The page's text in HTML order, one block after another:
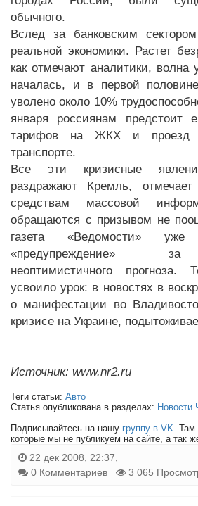
обычного.
Вслед за банковским
реальной экономики. Растет
как отмечают аналитики, волна
началась, и в первой
уволено около 10%
января россиянам
тарифов на ЖКХ и проезд
транспорте.
Все эти кризисные
раздражают Кремль,
средствам массовой
обращаются с призывом не
газета «Ведомости»
«предупреждение»
неоптимистичного прогноза.
усвоило урок: в новостях в
о манифестации во
кризисе на Украине,
Источник: www.nr2.ru
Теги статьи: Авто
Статья опубликована в разделах: Новости
Подписывайтесь на нашу группу в VK. Там
которые мы не публикуем на сайте, а так
22 дек 2008, 22:37,
0 Комментариев
3 065